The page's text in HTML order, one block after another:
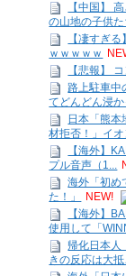
【中国】
の山地の子供た
【凄すぎ
ｗｗｗｗｗ
【悲報】
路上駐車中
てどんどん浸
日本「熊本
材拒否！」イ
【海外】
プル音声（1...
海外「初め
た！」
NEW!
【海外】
使用して「
帰化日本人
きの反応は大抵